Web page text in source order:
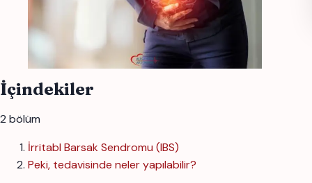
İçindekiler
2 bölüm
İrritabl Barsak Sendromu (IBS)
Peki, tedavisinde neler yapılabilir?